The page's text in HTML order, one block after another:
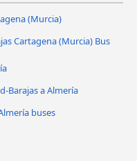
(Murcia)
Cartagena (Murcia) Bus
Barajas a Almería
buses